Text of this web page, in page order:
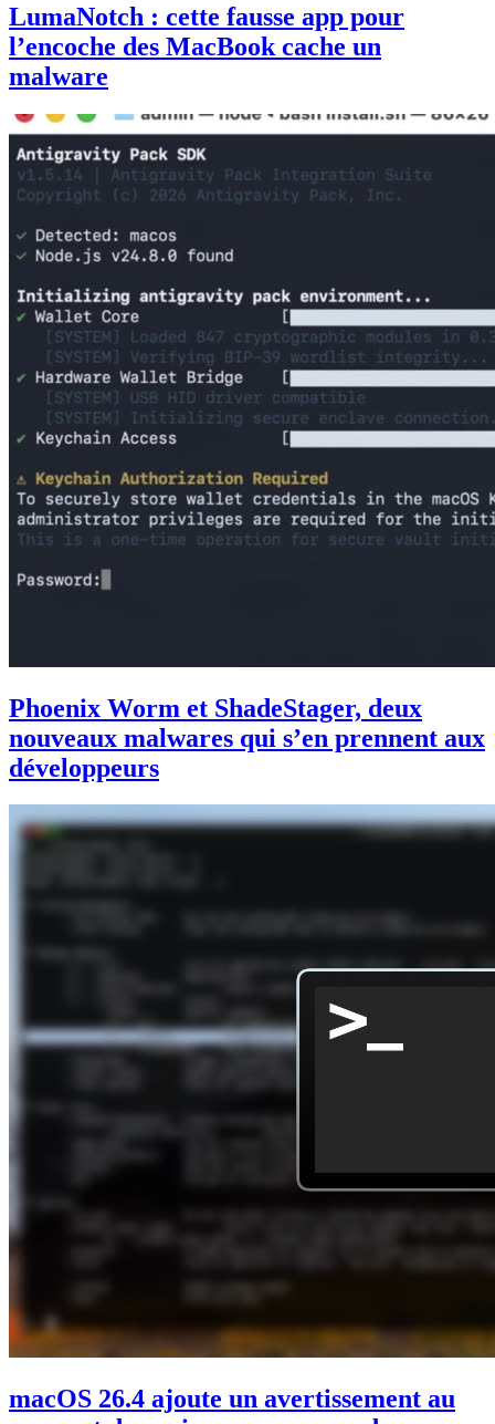
LumaNotch : cette fausse app pour
l’encoche des MacBook cache un
malware
Phoenix Worm et ShadeStager, deux
nouveaux malwares qui s’en prennent aux
développeurs
macOS 26.4 ajoute un avertissement au